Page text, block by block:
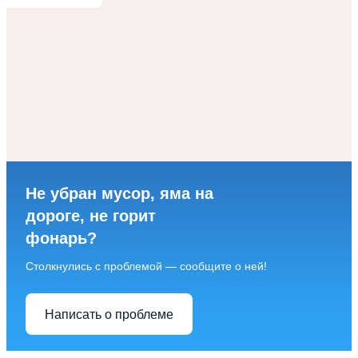
Не убран мусор, яма на
дороге, не горит
фонарь?
Столкнулись с проблемой — сообщите о ней!
Написать о проблеме